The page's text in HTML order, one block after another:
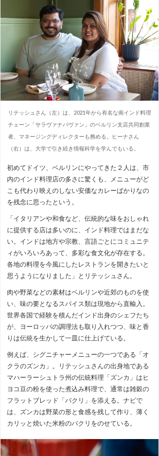
リテッシュさん（左）は、2021年から有名な南インド料理
チェーン「サラヴァナバヴァン」のベルリン支店共同創業
者、マネージングディレクターも務める。ヒーナさん
（右）は、大学で引き続き情報科学を学んでもいる。
初めてドイツ、ベルリンにやってきた２人は、市
内のインド料理店の多さに驚くも、メニューがど
こも代わり映えのしない安価なカレーばかりなの
を残念に思ったという。
「イタリアンや和食など、伝統的な味をおしゃれ
に提供する店は多いのに、インド料理ではまだな
い。インドは地方や宗教、言語ごとにコミュニテ
ィがいろいろあって、多彩な食文化が存在する。
各地の料理を今風にしたレストランを開きたいと
思うようになりました」とリテッシュさん。
肉や野菜などの素材はベルリンや近郊のものを使
い、味の要となるスパイス類は現地から直輸入。
世界各国で経験を積んだインド出身のシェフたち
が、ヨーロッパの調理法も取り入れつつ、味と香
りは伝統を生かして一皿に仕上げている。
例えば、シグニチャーメニューの一つである「オ
クラのズンカ」。リテッシュさんの出身地である
マハーラーシュトラ州の伝統料理「ズンカ」はヒ
ヨコ豆の粉を使った煮込み料理で、通常は雑穀の
フラットブレッド「バクリ」を添える。ナビで
は、ズンカは野菜の形と食感を残して作り、薄く
カリッと焼いた米粉のバクリをのせている。